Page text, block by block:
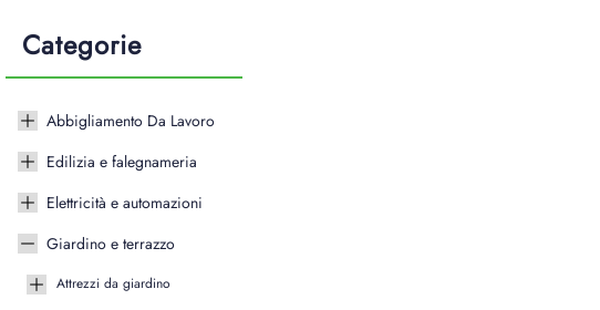
Categorie
Abbigliamento Da Lavoro
Edilizia e falegnameria
Elettricità e automazioni
Giardino e terrazzo
Attrezzi da giardino